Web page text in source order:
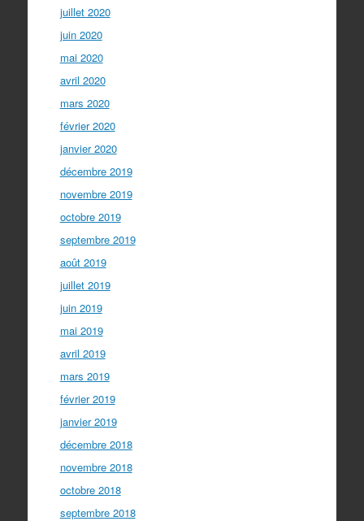
juillet 2020
juin 2020
mai 2020
avril 2020
mars 2020
février 2020
janvier 2020
décembre 2019
novembre 2019
octobre 2019
septembre 2019
août 2019
juillet 2019
juin 2019
mai 2019
avril 2019
mars 2019
février 2019
janvier 2019
décembre 2018
novembre 2018
octobre 2018
septembre 2018